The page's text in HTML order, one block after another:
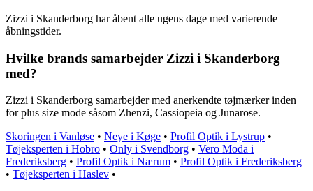
Zizzi i Skanderborg har åbent alle ugens dage med varierende
åbningstider.
Hvilke brands samarbejder Zizzi i Skanderborg
med?
Zizzi i Skanderborg samarbejder med anerkendte tøjmærker inden
for plus size mode såsom Zhenzi, Cassiopeia og Junarose.
Skoringen i Vanløse • Neye i Køge • Profil Optik i Lystrup •
Tøjeksperten i Hobro • Only i Svendborg • Vero Moda i
Frederiksberg • Profil Optik i Nærum • Profil Optik i Frederiksberg
• Tøjeksperten i Haslev •